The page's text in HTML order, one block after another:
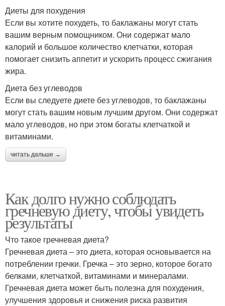
Диеты для похудения
Если вы хотите похудеть, то баклажаны могут стать
вашим верным помощником. Они содержат мало
калорий и большое количество клетчатки, которая
помогает снизить аппетит и ускорить процесс сжигания
жира.
Диета без углеводов
Если вы следуете диете без углеводов, то баклажаны
могут стать вашим новым лучшим другом. Они содержат
мало углеводов, но при этом богаты клетчаткой и
витаминами.
читать дальше →
Как долго нужно соблюдать
гречневую диету, чтобы увидеть
результаты
Что такое гречневая диета?
Гречневая диета – это диета, которая основывается на
потреблении гречки. Гречка – это зерно, которое богато
белками, клетчаткой, витаминами и минералами.
Гречневая диета может быть полезна для похудения,
улучшения здоровья и снижения риска развития